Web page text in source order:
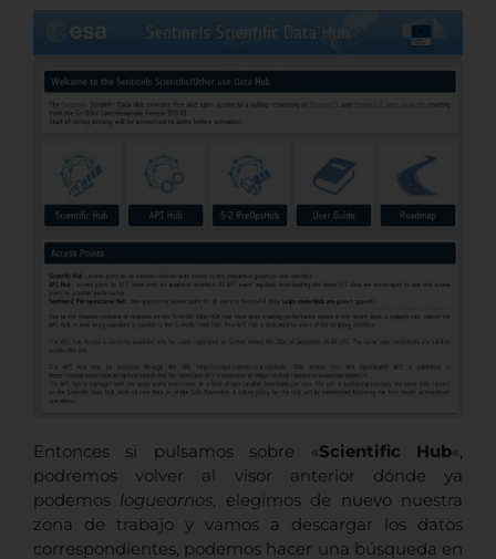
Entonces si pulsamos sobre «Scientific Hub«,
podremos volver al visor anterior dónde ya
podemos loguearnos , elegimos de nuevo nuestra
zona de trabajo y vamos a descargar los datos
correspondientes, podemos hacer una búsqueda en